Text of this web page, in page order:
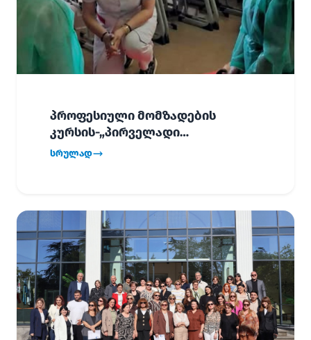
პროფესიული მომზადების
კურსის-„პირველადი
გადაუდებელი დახმარება“,
სრულად